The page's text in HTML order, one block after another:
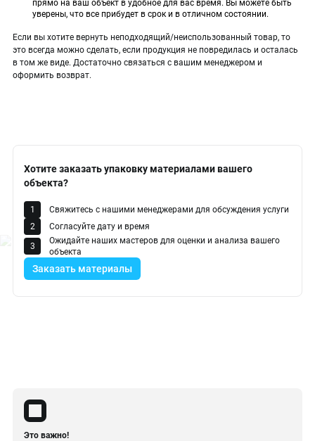
прямо на ваш объект в удобное для вас время. Вы можете быть
уверены, что все прибудет в срок и в отличном состоянии.
Если вы хотите вернуть неподходящий/неиспользованный товар, то
это всегда можно сделать, если продукция не повредилась и осталась
в том же виде. Достаточно связаться с вашим менеджером и
оформить возврат.
Хотите заказать упаковку материалами вашего
объекта?
Свяжитесь с нашими менеджерами для обсуждения услуги
Согласуйте дату и время
Ожидайте наших мастеров для оценки и анализа вашего
объекта
Заказать материалы
Это важно!